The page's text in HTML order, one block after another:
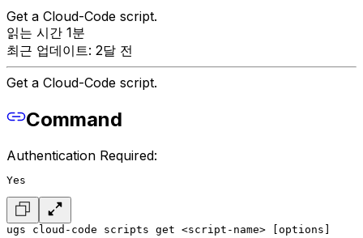
Get a Cloud-Code script.
읽는 시간 1분
최근 업데이트: 2달 전
Get a Cloud-Code script.
Command
Authentication Required:
Yes
ugs cloud-code scripts get <script-name> [options]